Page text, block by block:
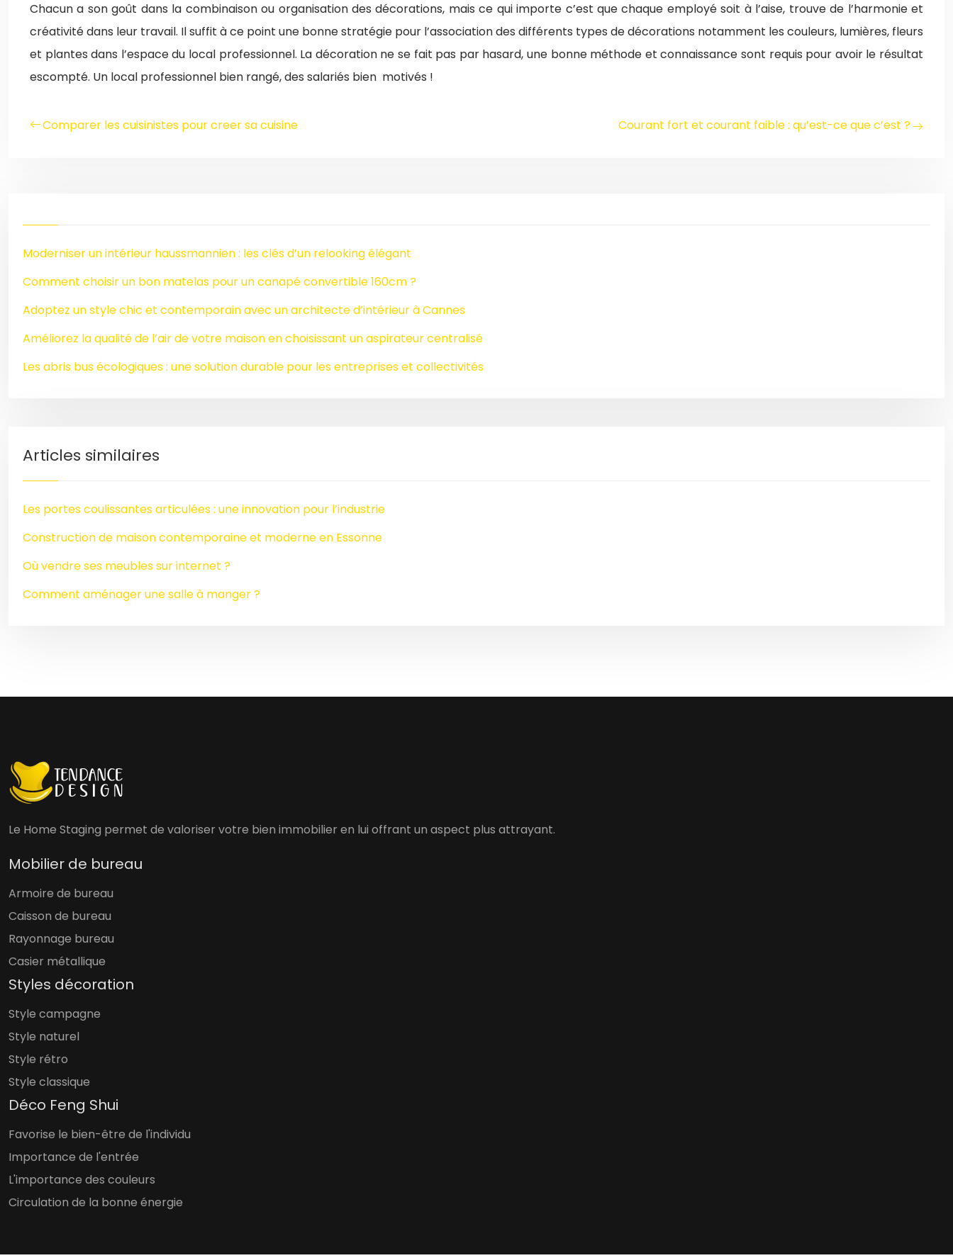
Chacun a son goût dans la combinaison ou organisation des décorations, mais ce qui importe c’est que chaque employé soit à l’aise, trouve de l’harmonie et
créativité dans leur travail. Il suffit à ce point une bonne stratégie pour l’association des différents types de décorations notamment les couleurs, lumières, fleurs
et plantes dans l’espace du local professionnel. La décoration ne se fait pas par hasard, une bonne méthode et connaissance sont requis pour avoir le résultat
escompté. Un local professionnel bien rangé, des salariés bien motivés !
Comparer les cuisinistes pour creer sa cuisine Courant fort et courant faible : qu’est-ce que c’est ?
Moderniser un intérieur haussmannien : les clés d’un relooking élégant
Comment choisir un bon matelas pour un canapé convertible 160cm ?
Adoptez un style chic et contemporain avec un architecte d’intérieur à Cannes
Améliorez la qualité de l’air de votre maison en choisissant un aspirateur centralisé
Les abris bus écologiques : une solution durable pour les entreprises et collectivités
Articles similaires
Les portes coulissantes articulées : une innovation pour l’industrie
Construction de maison contemporaine et moderne en Essonne
Où vendre ses meubles sur internet ?
Comment aménager une salle à manger ?
Le Home Staging permet de valoriser votre bien immobilier en lui offrant un aspect plus attrayant.
Mobilier de bureau
Armoire de bureau
Caisson de bureau
Rayonnage bureau
Casier métallique
Styles décoration
Style campagne
Style naturel
Style rétro
Style classique
Déco Feng Shui
Favorise le bien-être de l'individu
Importance de l'entrée
L'importance des couleurs
Circulation de la bonne énergie